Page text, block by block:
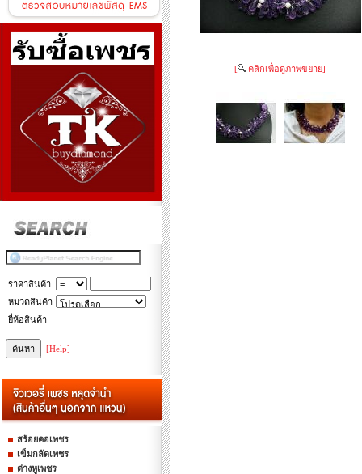
ราคาสินค้า
หมวดสินค้า
ยี่ห้อสินค้า
[Help]
สร้อยคอเพชร
เข็มกลัดเพชร
ต่างหูเพชร
[ คลิกเพื่อดูภาพขยาย]